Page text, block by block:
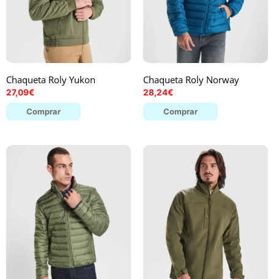
Chaqueta Roly Yukon
27,09€
Comprar
Chaqueta Roly Norway
28,24€
Comprar